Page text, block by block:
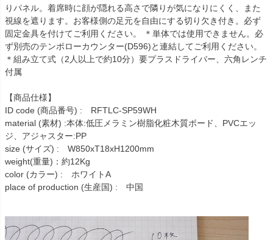
りパネル。着席時に顔が隠れる高さで隣りが気になりにくく、また
視線を遮ります。お客様側の足元を自由にする切り欠き付き。必ず
固定金具を付けてご利用ください。 ＊単体では使用できません。必
ず別売のテンポローカウンター(D596)と連結してご利用ください。
＊組み立て式（2人以上で約10分）要プラスドライバー、六角レンチ
付属
【商品仕様】
ID code (商品番号) : RFTLC-SP59WH
material (素材) :本体:低圧メラミン樹脂化粧木質ボード、PVCエッ
ジ、アジャスター:PP
size (サイズ) : W850xT18xH1200mm
weight(重量)：約12Kg
color (カラー) : ホワイトA
place of production (生産国) : 中国